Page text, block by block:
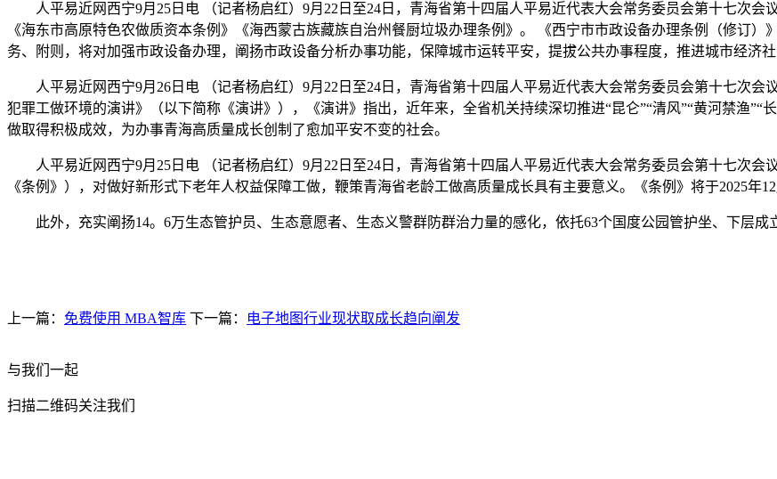
人平易近网西宁9月25日电 （记者杨启红）9月22日至24日，青海省第十四届人平易近代表大会常务委员会第十七次会
《海东市高原特色农做质资本条例》《海西蒙古族藏族自治州餐厨垃圾办理条例》。 《西宁市市政设备办理条例（修订
务、附则，将对加强市政设备办理，阐扬市政设备分析办事功能，保障城市运转平安，提拔公共办事程度，推进城市经济
人平易近网西宁9月26日电 （记者杨启红）9月22日至24日，青海省第十四届人平易近代表大会常务委员会第十七次会
犯罪工做环境的演讲》（以下简称《演讲》），《演讲》指出，近年来，全省机关持续深切推进“昆仑”“清风”“黄河禁渔”“
做取得积极成效，为办事青海高质量成长创制了愈加平安不变的社会。
人平易近网西宁9月25日电 （记者杨启红）9月22日至24日，青海省第十四届人平易近代表大会常务委员会第十七次会
《条例》），对做好新形式下老年人权益保障工做，鞭策青海省老龄工做高质量成长具有主要意义。《条例》将于2025年12
此外，充实阐扬14。6万生态管护员、生态意愿者、生态义警群防群治力量的感化，依托63个国度公园管护坐、下层成
上一篇： 免费使用 MBA智库 下一篇： 电子地图行业现状取成长趋向阐发
与我们一起
扫描二维码关注我们